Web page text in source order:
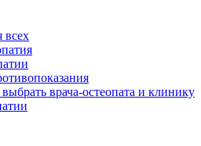
всех
врача-остеопата и клинику